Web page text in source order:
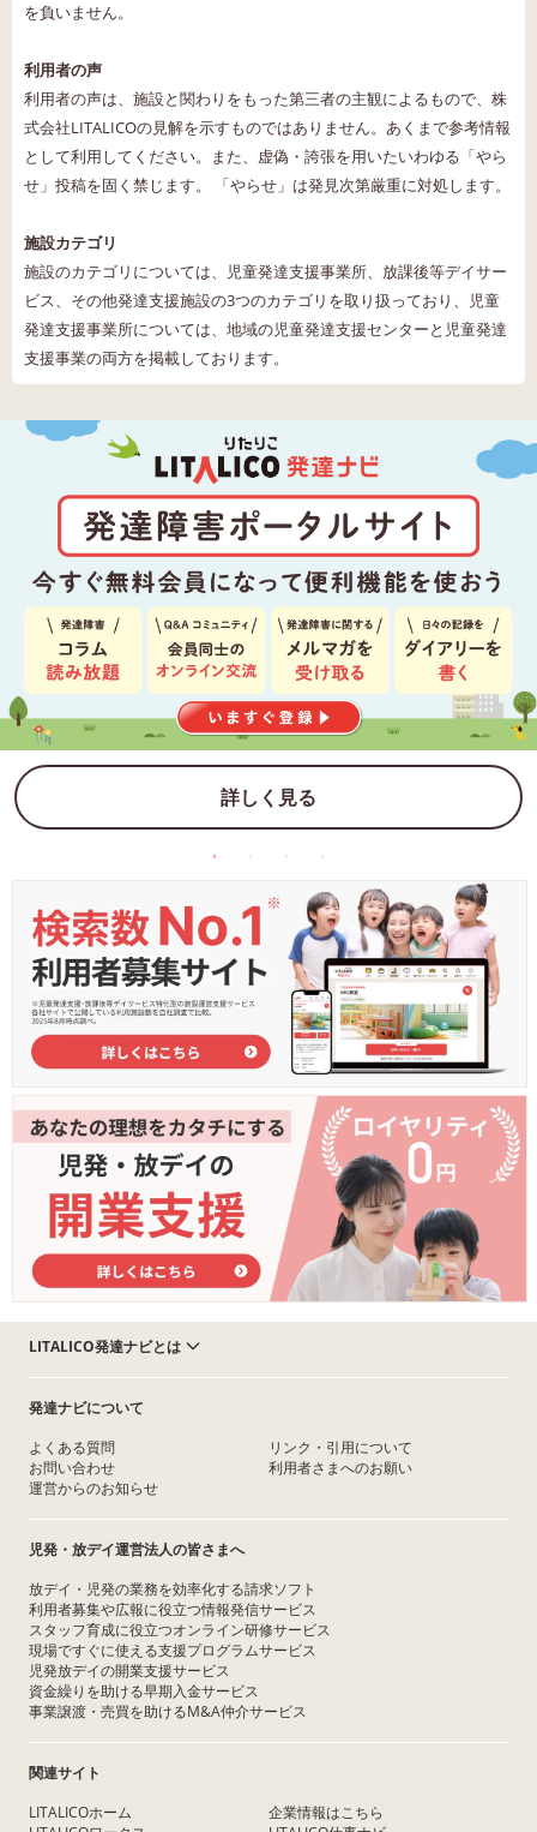
を負いません。
利用者の声
利用者の声は、施設と関わりをもった第三者の主観によるもので、株
式会社LITALICOの見解を示すものではありません。あくまで参考情報
として利用してください。また、虚偽・誇張を用いたいわゆる「やら
せ」投稿を固く禁じます。 「やらせ」は発見次第厳重に対処します。
施設カテゴリ
施設のカテゴリについては、児童発達支援事業所、放課後等デイサー
ビス、その他発達支援施設の3つのカテゴリを取り扱っており、児童
発達支援事業所については、地域の児童発達支援センターと児童発達
支援事業の両方を掲載しております。
詳しく見る
LITALICO発達ナビとは
発達ナビについて
よくある質問
お問い合わせ
運営からのお知らせ
リンク・引用について
利用者さまへのお願い
児発・放デイ運営法人の皆さまへ
放デイ・児発の業務を効率化する請求ソフト
利用者募集や広報に役立つ情報発信サービス
スタッフ育成に役立つオンライン研修サービス
現場ですぐに使える支援プログラムサービス
児発放デイの開業支援サービス
資金繰りを助ける早期入金サービス
事業譲渡・売買を助けるM&A仲介サービス
関連サイト
LITALICOホーム
企業情報はこちら